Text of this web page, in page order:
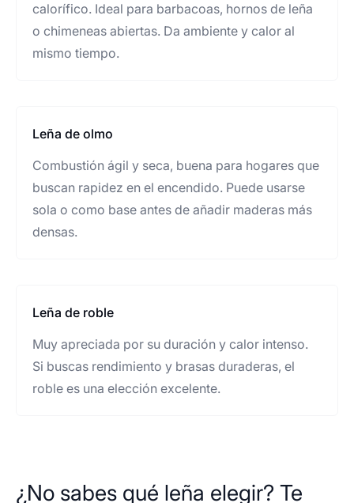
calorífico. Ideal para barbacoas, hornos de leña
o chimeneas abiertas. Da ambiente y calor al
mismo tiempo.
Leña de olmo
Combustión ágil y seca, buena para hogares que
buscan rapidez en el encendido. Puede usarse
sola o como base antes de añadir maderas más
densas.
Leña de roble
Muy apreciada por su duración y calor intenso.
Si buscas rendimiento y brasas duraderas, el
roble es una elección excelente.
¿No sabes qué leña elegir? Te